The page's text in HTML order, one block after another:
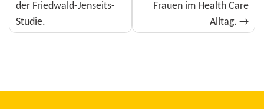
der Friedwald-Jenseits-
Studie.
Frauen im Health Care
Alltag.